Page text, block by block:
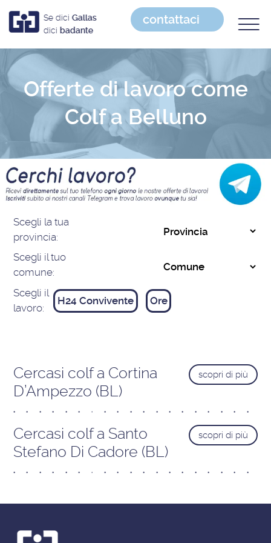
Se dici Gallas
dici badante
contattaci
Offerte di lavoro come
Colf a Belluno
Scegli la tua
provincia:
Scegli il tuo
comune:
Scegli il
lavoro:
H24 Convivente Ore
Cercasi colf a Cortina
D’Ampezzo (BL)
scopri di più
Cercasi colf a Santo
Stefano Di Cadore (BL)
scopri di più